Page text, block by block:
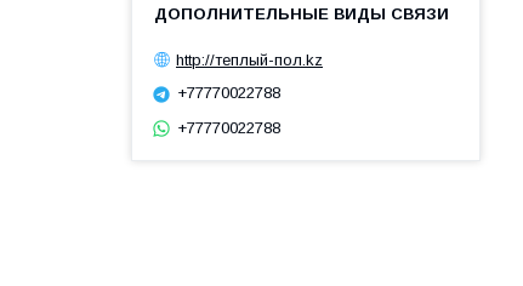
http://теплый-пол.kz
+77770022788
+77770022788